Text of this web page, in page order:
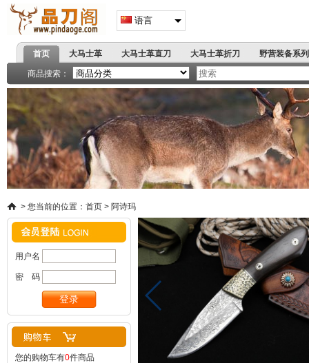
语言
首页 大马士革 大马士革直刀
大马士革折刀
高端刀具
野营装备系列
精品小刀系列
战术折刀 蝴蝶甩刀
弹簧跳刀
飞镖拳套
爪刀手刺
户
手
商品搜索：
> 您当前的位置： 首页 > 阿诗玛
用户名
密 码
您的购物车有0件商品